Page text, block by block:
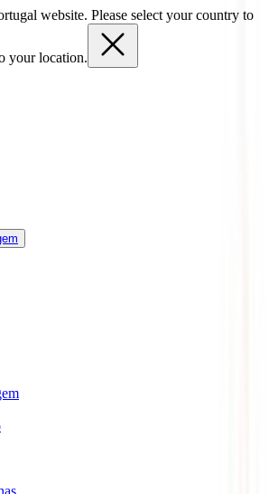
website. Please select your country to
your location.